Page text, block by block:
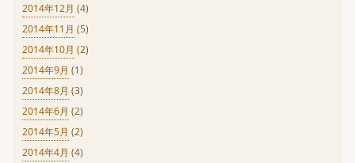
2014年12月 (4)
2014年11月 (5)
2014年10月 (2)
2014年9月 (1)
2014年8月 (3)
2014年6月 (2)
2014年5月 (2)
2014年4月 (4)